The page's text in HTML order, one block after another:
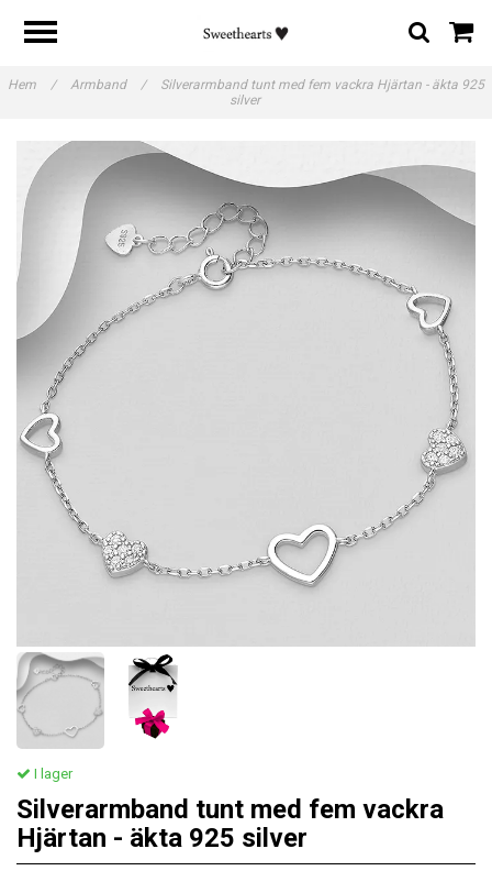
Hem / Armband /
Silverarmband tunt med fem vackra Hjärtan - äkta 925
silver
I lager
Silverarmband tunt med fem vackra
Hjärtan - äkta 925 silver